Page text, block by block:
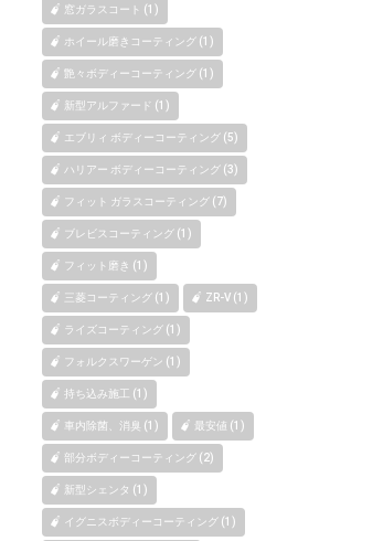
窓ガラスコート (1)
ホイール磨きコーティング (1)
艶々ボディーコーティング (1)
新型アルファード (1)
エブリィ ボディーコーティング (5)
ハリアー ボディーコーティング (3)
フィット ガラスコーティング (7)
ブレビスコーティング (1)
フィット磨き (1)
三菱コーティング (1) ZR-V (1)
ライズコーティング (1)
フォルクスワーゲン (1)
持ち込み施工 (1)
車内除菌、消臭 (1) 最安値 (1)
部分ボディーコーティング (2)
新型シェンタ (1)
イグニスボディーコーティング (1)